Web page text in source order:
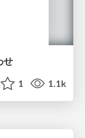
せ
1 1.1k